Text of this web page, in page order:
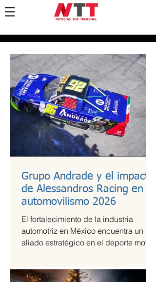
Grupo Andrade y el impacto
de Alessandros Racing en el
automovilismo 2026
El fortalecimiento de la industria
automotriz en México encuentra un
aliado estratégico en el deporte motor,
Alessandros Racing. En el marco de